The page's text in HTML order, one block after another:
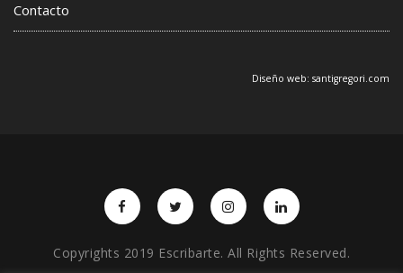
Contacto
Diseño web: santigregori.com
Copyrights 2019 Escribarte. All Rights Reserved.